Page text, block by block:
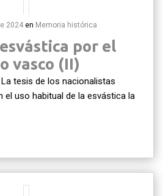
2024 en Memoria histórica
por el
vasco (II)
tesis de los nacionalistas
el uso habitual de la esvástica la